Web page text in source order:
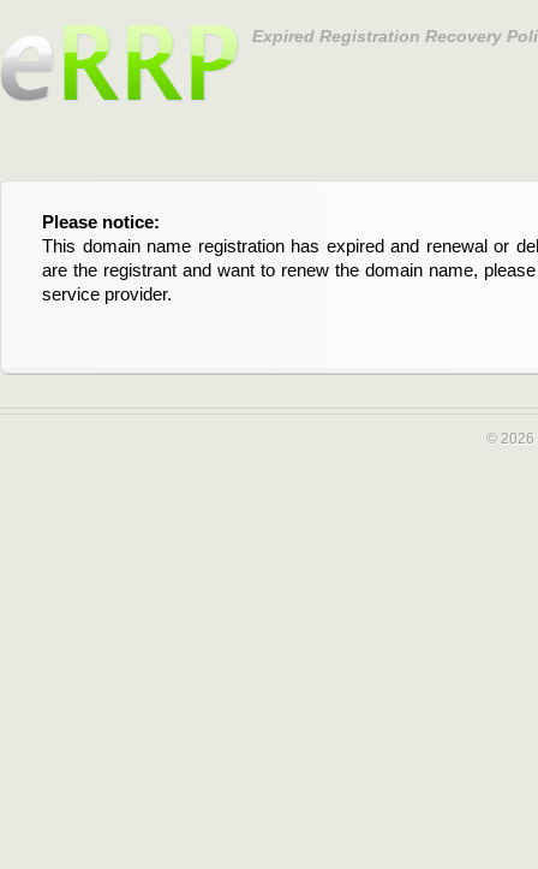
Expired Registration Recovery
Please notice:
This domain name registration has expired and renewal or
are the registrant and want to renew the domain name,
service provider.
Bitte beachten Sie:
Diese Domainregistrierung ist abgelaufen und die
Domain stehen an. Wenn Sie der Registrant sind und
verlängern möchten, kontaktieren Sie bitte Ihren Service-
© 2026